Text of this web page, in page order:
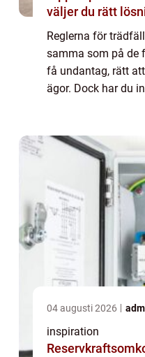
väljer du rätt
Reglerna för
samma som på de
få undantag, rätt
ägor. Dock har du
04 augusti 2026
inspiration
Reservkraftsomkopplare